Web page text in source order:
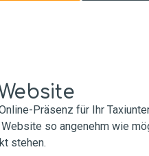
Präsenz für Ihr
so angenehm wie
stehen.